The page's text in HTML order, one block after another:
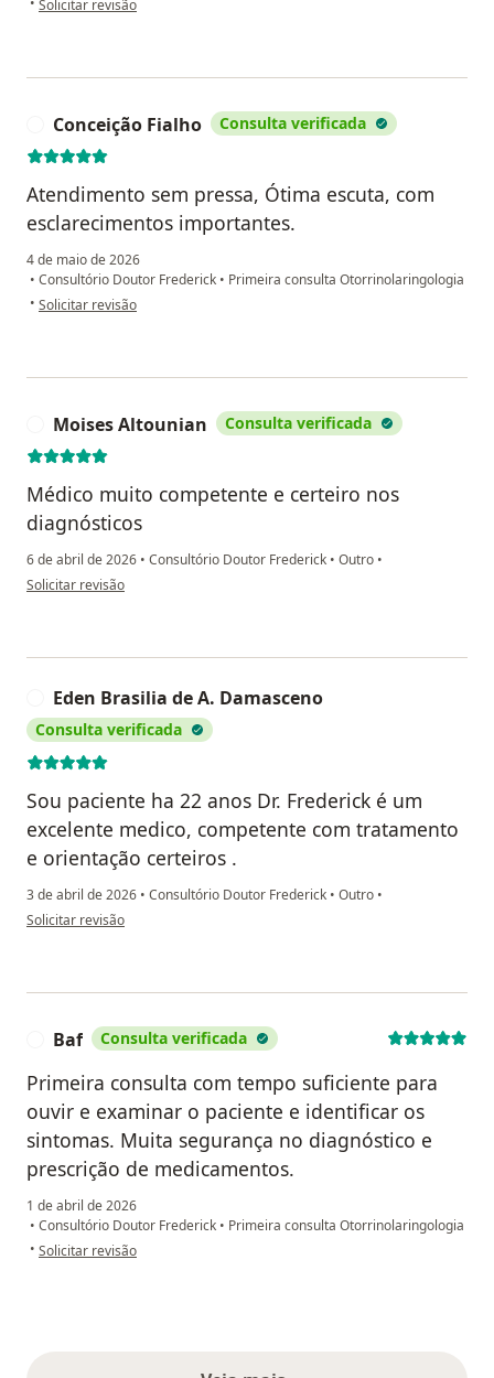
Solicitar revisão
Conceição Fialho Consulta verificada
Atendimento sem pressa, Ótima escuta, com
esclarecimentos importantes.
4 de maio de 2026
• Consultório Doutor Frederick • Primeira consulta Otorrinolaringologia
• na opinião do utilizador Conceição Fialho
Solicitar revisão
Moises Altounian Consulta verificada
Médico muito competente e certeiro nos
diagnósticos
6 de abril de 2026 • Consultório Doutor Frederick • Outro •
na opinião do utilizador Moises Altounian
Solicitar revisão
Eden Brasilia de A. Damasceno
Consulta verificada
Sou paciente ha 22 anos Dr. Frederick é um
excelente medico, competente com tratamento
e orientação certeiros .
3 de abril de 2026 • Consultório Doutor Frederick • Outro •
na opinião do utilizador Eden Brasilia de A. Damasceno
Solicitar revisão
Baf Consulta verificada
Primeira consulta com tempo suficiente para
ouvir e examinar o paciente e identificar os
sintomas. Muita segurança no diagnóstico e
prescrição de medicamentos.
1 de abril de 2026
• Consultório Doutor Frederick • Primeira consulta Otorrinolaringologia
• na opinião do utilizador Baf
Solicitar revisão